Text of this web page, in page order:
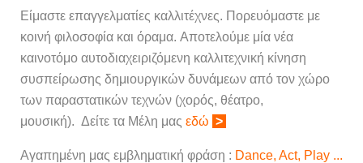
Είμαστε επαγγελματίες καλλιτέχνες. Πορευόμαστε με
κοινή φιλοσοφία και όραμα. Αποτελούμε μία νέα
καινοτόμο αυτοδιαχειριζόμενη καλλιτεχνική κίνηση
συσπείρωσης δημιουργικών δυνάμεων από τον χώρο
των παραστατικών τεχνών (χορός, θέατρο,
μουσική). Δείτε τα Μέλη μας εδώ >
Αγαπημένη μας εμβληματική φράση : Dance, Act, Play ...